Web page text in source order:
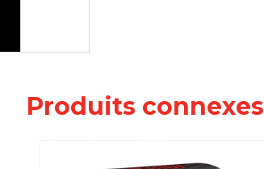
Produits connexes